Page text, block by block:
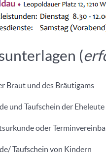
(
Braut und des Bräutigams
und Taufschein der Eheleute
oder
Taufschein von Kindern